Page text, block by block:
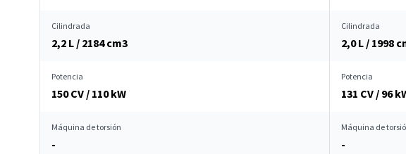
Cilindrada
2,2 L / 2184 cm3
Cilindrada
2,0 L / 1998
Potencia
150 CV / 110 kW
Potencia
131 CV / 96
Máquina de torsión
-
Máquina de
-